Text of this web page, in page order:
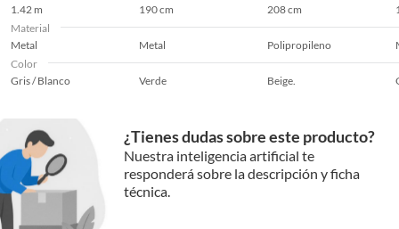
1.42 m
190 cm 208 cm
Material
Metal
Metal Polipropileno
Color
Gris / Blanco
Verde Beige.
¿Tienes dudas sobre este producto?
Nuestra inteligencia artificial te
responderá sobre la descripción y ficha
técnica.